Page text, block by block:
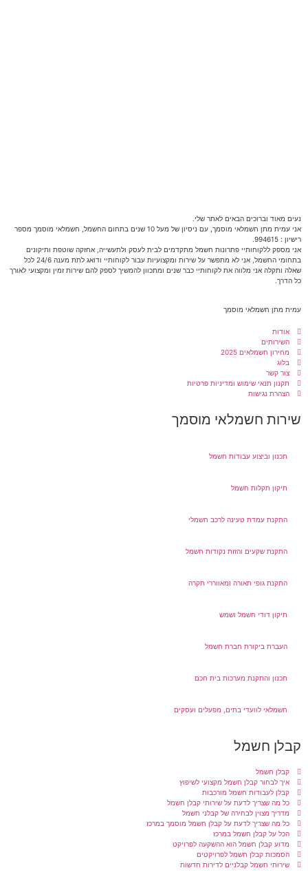
נעים מאוד וברוכים הבאים לאתר שלי.
אני עמית מתן חשמלאי מוסמך, עם ניסיון של מעל 10 שנים בתחום החשמל, חשמלאי מוסמך מספר
רישיון : 994615.
אני מספק ללקוחותיי פתרונות חשמל מתקדמים לבית לעסק ולתעשייה, אחזקה שוטפת ותיקונים
בתחומי החשמל, אני לא מתפשר על שירות ומקצועיות עבור לקוחותיי ודואג לתת מענה 24/6 לכל
שאלה ותקלה אני מלווה את לקוחותיי כבר שנים ומתכוון להמשיך לספק להם שירות זמין ומקצועי לאורך
כל הדרך.
עמית מתן חשמלאי מוסמך
אודות
השירותים
מחירון חשמלאים 2025
בלוג
צור קשר
תקנון תנאי שימוש ומדיניות פרטיות
הצהרת נגישות
שירות חשמלאי מוסמך
תכנון וביצוע עבודות חשמל
תיקון תקלות חשמל
התקנת עמדת טעינה לרכב חשמלי
התקנת שקעים והזזת נקודות חשמל
התקנת גופי תאורה ומאווררי תקרה
תיקון דודי חשמל ושמש
העברת ביקורת חברת חשמל
תכנון והתקנת מערכות בית חכם
חשמלאי לוועדי בתים, מפעלים ועסקים
קבלן חשמל
קבלן חשמל
איך לבחור קבלן חשמל מקצועי לשיפוץ
קבלן לעבודות חשמל מורכבות
כל מה שצריך לדעת על שירותי קבלן חשמל
מדריך מצוין לבחירה של קבלני חשמל
כל מה שצריך לדעת על קבלן חשמל מוסמך במרכז
הכל על קבלן חשמל במרכז
מדוע קבלן חשמל הוא ההשקעה לפרויקט
הסמכות קבלן חשמל לפרויקטים
שירותי חשמל קבלניים לדירות חדשות